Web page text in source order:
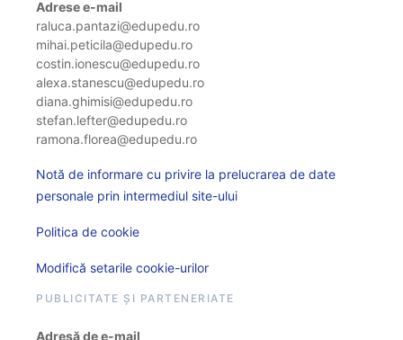
Adrese e-mail
raluca.pantazi@edupedu.ro
mihai.peticila@edupedu.ro
costin.ionescu@edupedu.ro
alexa.stanescu@edupedu.ro
diana.ghimisi@edupedu.ro
stefan.lefter@edupedu.ro
ramona.florea@edupedu.ro
Notă de informare cu privire la prelucrarea de date
personale prin intermediul site-ului
Politica de cookie
Modifică setarile cookie-urilor
PUBLICITATE ȘI PARTENERIATE
Adresă de e-mail